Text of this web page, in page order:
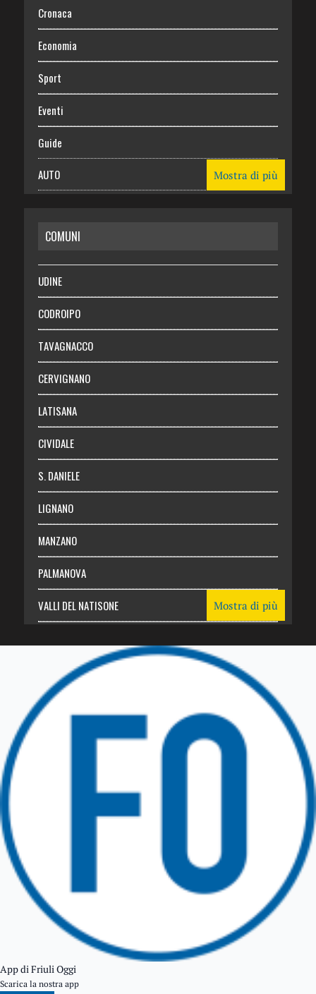
Cronaca
Economia
Sport
Eventi
Guide
AUTO
RISPARMIO
SALUTE
Necrologie
Chi siamo
Abbonati
Login
Mostra di più
COMUNI
UDINE
CODROIPO
TAVAGNACCO
CERVIGNANO
LATISANA
CIVIDALE
S. DANIELE
LIGNANO
MANZANO
PALMANOVA
VALLI DEL NATISONE
TRICESIMO
TARCENTO
GEMONA DEL FRIULI
Mostra di più
App di Friuli Oggi
Scarica la nostra app